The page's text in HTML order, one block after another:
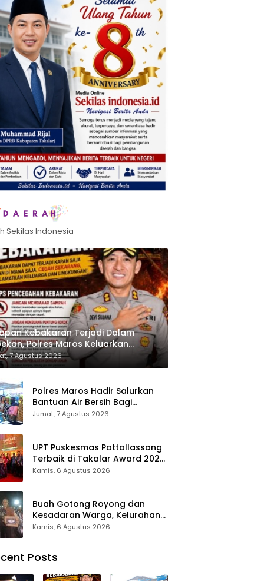
Sekilas Indonesia
Kebakaran Terjadi Dalam
Polres Maros Keluarkan
kepada Masyarakat
7 Agustus 2026
Polres Maros Hadir Salurkan
Bantuan Air Bersih Bagi
Masyarakat Terdampak Krisis
Jumat, 7 Agustus 2026
UPT Puskesmas Pattallassang
Terbaik di Takalar Award 2026,
Bukti Komitmen Hadirkan
Kamis, 6 Agustus 2026
Buah Gotong Royong dan
Kesadaran Warga, Kelurahan
Patte’ne Menjadi Bintang
Kamis, 6 Agustus 2026
Posts